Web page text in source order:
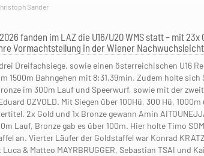
Sander
fanden im LAZ die U16/U20 WMS statt – mit 23x
Vormachtstellung in der Wiener
Dreifachsiege, sowie einen österreichischen U16
1500m Bahngehen mit 8:31,39min. Zudem holte
im 300m Lauf und Speerwurf, sowie mit der
OZVOLD. Mit Siegen über 100Hü, 300 Hü,
2x Gold und 1x Bronze gewann Amin
Lauf, Bronze gab es über 100m. Hier holte Timo
an. Vierter Läufer der Goldstaffel war Konrad
Luca & Matteo MAYRBRUGGER, Sebastian TSAI und